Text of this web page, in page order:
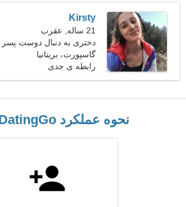
Kirsty
21 ساله, عقرب
دختری به دنبال دوست پسر
25-32
گاسپورت، بریتانیا
رابطه ی جدی
نحوه عملکرد GbrDatingGo